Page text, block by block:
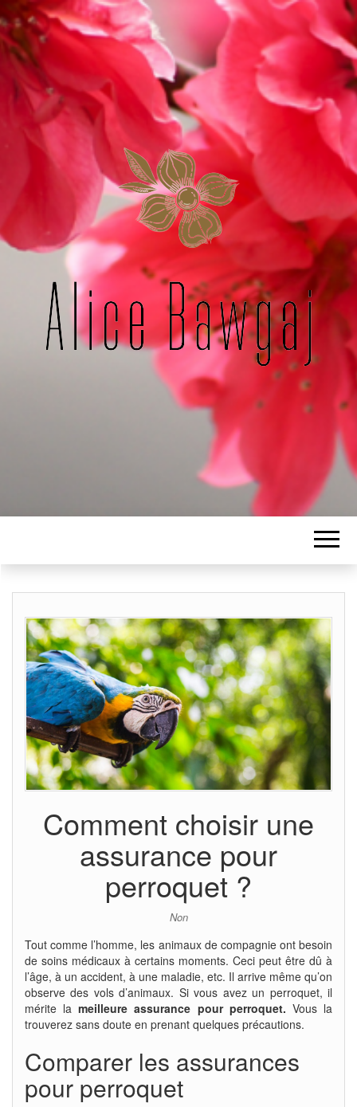
ALICE
BAWGAJ
Les petits mots d'Alice
Comment choisir une
assurance pour
perroquet ?
Non
Tout comme l’homme, les animaux de compagnie ont besoin
de soins médicaux à certains moments. Ceci peut être dû à
l’âge, à un accident, à une maladie, etc. Il arrive même qu’on
observe des vols d’animaux. Si vous avez un perroquet, il
mérite lameilleure assurance pour perroquet. Vous la
trouverez sans doute en prenant quelques précautions.
Comparer les assurances
pour perroquet